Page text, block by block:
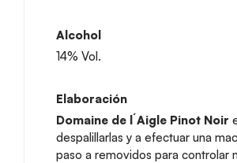
Alcohol
14% Vol.
Elaboración
Domaine de l´Aigle Pinot Noir
despalillarlas y a efectuar una
paso a removidos para controlar